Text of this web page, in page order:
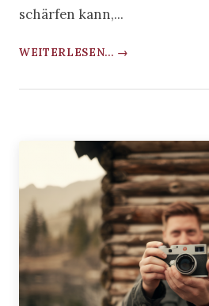
schärfen kann,...
WEITERLESEN... →